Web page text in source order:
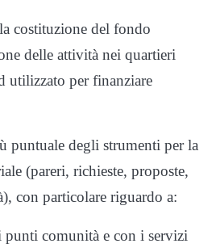
costituzione del fondo
delle attività nei quartieri
utilizzato per finanziare
puntuale degli strumenti per la
(pareri, richieste, proposte,
con particolare riguardo a:
punti comunità e con i servizi